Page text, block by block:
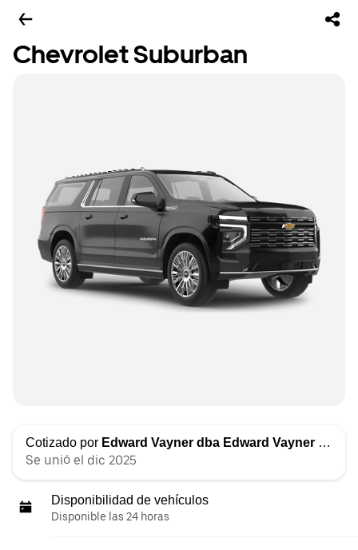
Chevrolet Suburban
Cotizado por Edward Vayner dba Edward Vayner Car Services
Se unió el dic 2025
Disponibilidad de vehículos
Disponible las 24 horas